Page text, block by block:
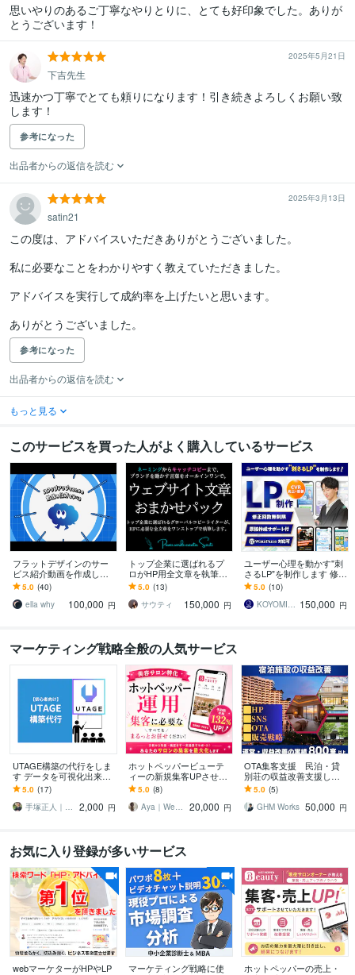
思いやりのあるご丁寧なやりとりに、とても好印象でした。ありが
とうございます！
2025年5月21日
下吉先生
迅速かつ丁寧でとても頼りになります！引き続きよろしくお願い致
します！
参考になった
出品者からの返信を読む
2025年3月13日
satin21
この度は、アドバイスいただきありがとうございました。
私に必要なことをわかりやすく教えていただきました。
アドバイスを実行して成約率を上げたいと思います。
ありがとうございました。
参考になった
出品者からの返信を読む
もっと見る
このサービスを買った人がよく購入しているサービス
フラットデザインのサー
ビス紹介動画を作成しま
す シンプルで分かりやす
いアニメーション動画で
訴求力アップ！
5.0 (40)
ella why
100,000 円
トップ企業に選ばれるプ
ロがHP用全文章を執筆し
ます 英語対応でグローバ
ルサイトもバイリンガル
ライターにお任せを。
5.0 (13)
サウティ
150,000 円
ユーザー心理を動かす"刺
さるLP"を制作します 修正
回数無制限/原稿作成サポ
ート付/WordPress対応可
5.0 (10)
KOYOMI DESIGN 150,000 円
マーケティング戦略全般の人気サービス
UTAGE構築の代行をしま
す データを可視化出来る
UTAGEファネル構築しま
す
5.0 (17)
手塚正人｜UTAGE✖️データ分析
2,000 円
ホットペッパービューテ
ィーの新規集客UPさせま
す “掲載しているだけ”の
ホットペッパー、卒業し
ませんか？
5.0 (8)
Aya｜Webマーケッター
20,000 円
OTA集客支援 民泊・貸
別荘の収益改善支援しま
す 【800室以上】WEB集
客全般、OTA運用サポー
トします
5.0 (5)
GHM Works 50,000 円
お気に入り登録が多いサービス
webマーケターがHPやLP
マーケティング戦略に使
ホットペッパーの売上・